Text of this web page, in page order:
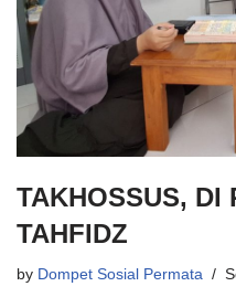
TAKHOSSUS, DI
TAHFIDZ
by Dompet Sosial Permata